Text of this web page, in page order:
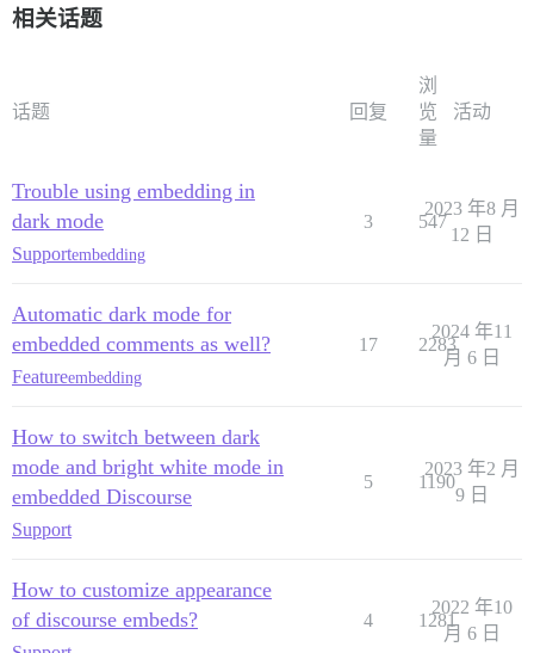
相关话题
话题 回复
浏
览
量
活动
Trouble using embedding in
dark mode
Supportembedding
3 547
2023 年8 月
12 日
Automatic dark mode for
embedded comments as well?
Featureembedding
17 2283
2024 年11
月 6 日
How to switch between dark
mode and bright white mode in
embedded Discourse
Support
5 1190
2023 年2 月
9 日
How to customize appearance
of discourse embeds?
4 1281
2022 年10
月 6 日